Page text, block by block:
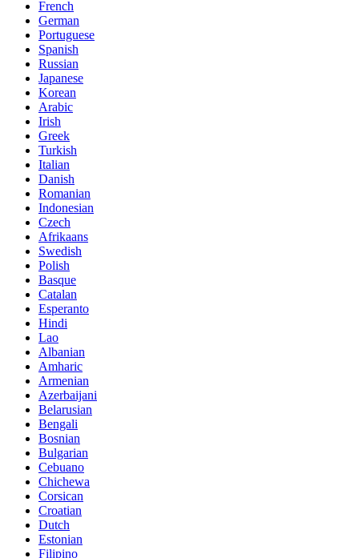
French
German
Portuguese
Spanish
Russian
Japanese
Korean
Arabic
Irish
Greek
Turkish
Italian
Danish
Romanian
Indonesian
Czech
Afrikaans
Swedish
Polish
Basque
Catalan
Esperanto
Hindi
Lao
Albanian
Amharic
Armenian
Azerbaijani
Belarusian
Bengali
Bosnian
Bulgarian
Cebuano
Chichewa
Corsican
Croatian
Dutch
Estonian
Filipino